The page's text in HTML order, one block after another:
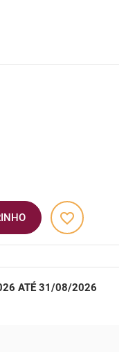
favorite_border
ATÉ 31/08/2026